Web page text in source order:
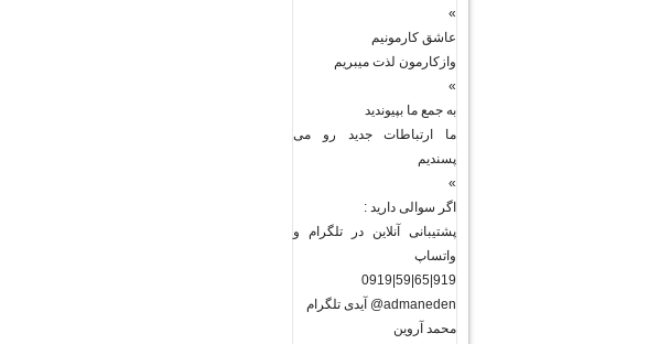
»
عاشق کارمونیم
وازکارمون لذت میبریم
»
به جمع ما بپیوندید
ما ارتباطات جدید رو می
پسندیم
»
اگر سوالی دارید :
پشتیبانی آنلاین در تلگرام و
واتساپ
919|65|59|0919
admaneden@ آیدی تلگرام
محمد آروین